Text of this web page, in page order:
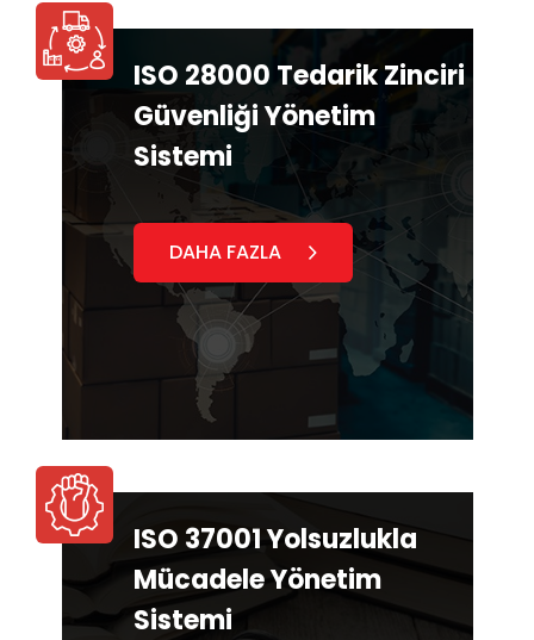
ISO 28000 Tedarik Zinciri
Güvenliği Yönetim
Sistemi
DAHA FAZLA
ISO 37001 Yolsuzlukla
Mücadele Yönetim
Sistemi